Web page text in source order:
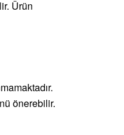
Ürün
önerebilir.